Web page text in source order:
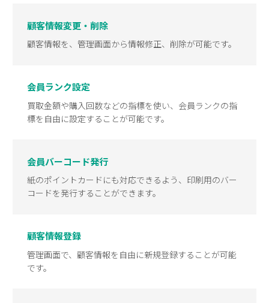
顧客情報変更・削除
顧客情報を、管理画面から情報修正、削除が可能です。
会員ランク設定
買取金額や購入回数などの指標を使い、会員ランクの指
標を自由に設定することが可能です。
会員バーコード発行
紙のポイントカードにも対応できるよう、印刷用のバー
コードを発行することができます。
顧客情報登録
管理画面で、顧客情報を自由に新規登録することが可能
です。